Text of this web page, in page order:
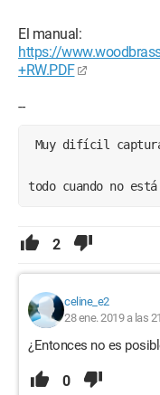
El manual:
https://
+RW.PDF
--
Muy difícil
todo cuando no
2
celine_e2
28 ene. 2019 a las
¿Entonces no es
0